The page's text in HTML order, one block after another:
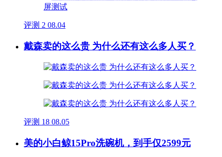
评测 2 08.04
戴森卖的这么贵 为什么还有这么多人买？
评测 18 08.05
美的小白鲸15Pro洗碗机，到手仅2599元